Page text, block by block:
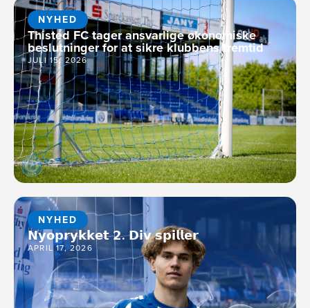
NYHED
Thisted FC tager ansvarlige økonomiske
beslutninger for at sikre klubbens fremtid
JULI 15, 2026
NYHED
𝗡𝘆𝗼𝗽𝗿𝘆𝗸𝗸𝗲𝘁 𝟮. 𝗗𝗶𝘃 𝘀𝗽𝗶𝗹𝗹𝗲𝗿
APRIL 17, 2026